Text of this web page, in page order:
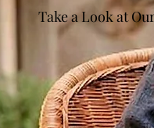
Take a Look at